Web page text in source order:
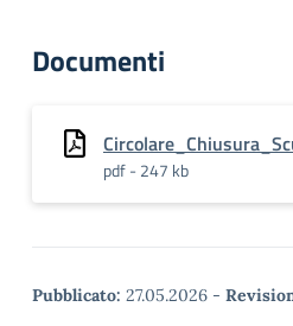
Documenti
pdf - 247 kb
Pubblicato: 27.05.2026 -